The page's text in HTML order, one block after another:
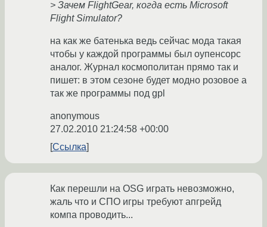
> Зачем FlightGear, когда есть Microsoft
Flight Simulator?
на как же батенька ведь сейчас мода такая
чтобы у каждой программы был оупенсорс
аналог. Журнал космополитан прямо так и
пишет: в этом сезоне будет модно розовое а
так же программы под gpl
anonymous
27.02.2010 21:24:58 +00:00
Ссылка
Как перешли на OSG играть невозможно,
жаль что и СПО игры требуют апгрейд
компа проводить...